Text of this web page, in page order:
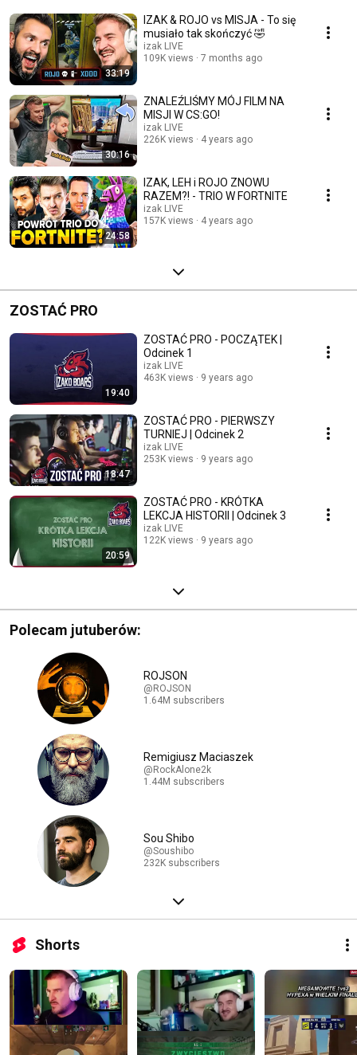
33:19
IZAK & ROJO vs MISJA - To się
musiało tak skończyć 🤣
izak LIVE
109K views
7 months ago
30:16
ZNALEŹLIŚMY MÓJ FILM NA
MISJI W CS:GO!
izak LIVE
226K views
4 years ago
24:58
IZAK, LEH i ROJO ZNOWU
RAZEM?! - TRIO W FORTNITE
izak LIVE
157K views
4 years ago
ZOSTAĆ PRO
19:40
ZOSTAĆ PRO - POCZĄTEK |
Odcinek 1
izak LIVE
463K views
9 years ago
18:47
ZOSTAĆ PRO - PIERWSZY
TURNIEJ | Odcinek 2
izak LIVE
253K views
9 years ago
20:59
ZOSTAĆ PRO - KRÓTKA
LEKCJA HISTORII | Odcinek 3
izak LIVE
122K views
9 years ago
Polecam jutuberów:
ROJSON
@ROJSON
1.64M subscribers
Remigiusz Maciaszek
@RockAlone2k
1.44M subscribers
Sou Shibo
@Soushibo
232K subscribers
Shorts